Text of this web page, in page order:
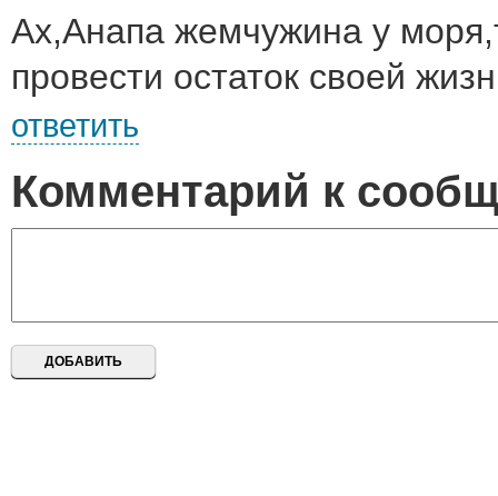
Ах,Анапа жемчужина у
провести остаток своей
ответить
Комментарий к